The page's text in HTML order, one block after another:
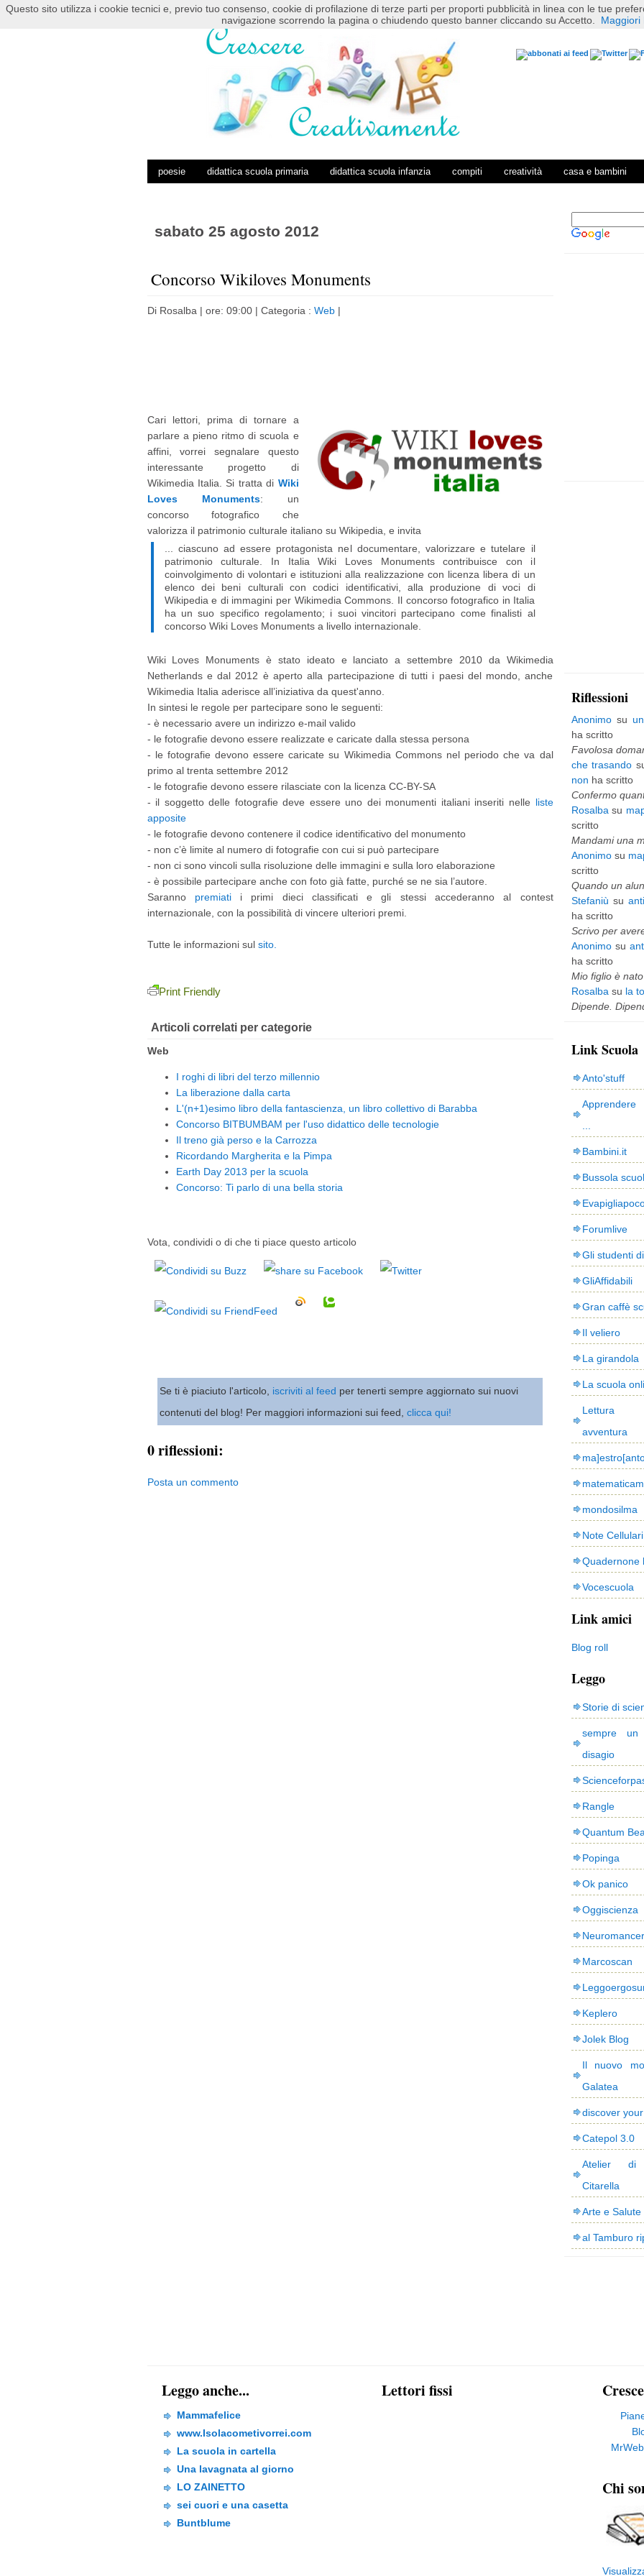
HOME POSTS RSS COMMENTS RSS
poesie didattica scuola primaria didattica scuola infanzia compiti creatività casa e bambini
sabato 25 agosto 2012
Concorso Wikiloves Monuments
Di Rosalba | ore: 09:00 | Categoria : Web |
Cari lettori, prima di tornare a
parlare a pieno ritmo di scuola e
affini, vorrei segnalare questo
interessante progetto di
Wikimedia Italia. Si tratta di Wiki
Loves Monuments: un
concorso fotografico che
valorizza il patrimonio culturale italiano su Wikipedia, e invita
... ciascuno ad essere protagonista nel documentare, valorizzare e tutelare il
patrimonio culturale. In Italia Wiki Loves Monuments contribuisce con il
coinvolgimento di volontari e istituzioni alla realizzazione con licenza libera di un
elenco dei beni culturali con codici identificativi, alla produzione di voci di
Wikipedia e di immagini per Wikimedia Commons. Il concorso fotografico in Italia
ha un suo specifico regolamento; i suoi vincitori partecipano come finalisti al
concorso Wiki Loves Monuments a livello internazionale.
Wiki Loves Monuments è stato ideato e lanciato a settembre 2010 da Wikimedia
Netherlands e dal 2012 è aperto alla partecipazione di tutti i paesi del mondo, anche
Wikimedia Italia aderisce all’iniziativa da quest'anno.
In sintesi le regole per partecipare sono le seguenti:
- è necessario avere un indirizzo e-mail valido
- le fotografie devono essere realizzate e caricate dalla stessa persona
- le fotografie devono essere caricate su Wikimedia Commons nel periodo che va dal
primo al trenta settembre 2012
- le fotografie devono essere rilasciate con la licenza CC-BY-SA
- il soggetto delle fotografie deve essere uno dei monumenti italiani inseriti nelle liste
apposite
- le fotografie devono contenere il codice identificativo del monumento
- non c’è limite al numero di fotografie con cui si può partecipare
- non ci sono vincoli sulla risoluzione delle immagini e sulla loro elaborazione
- è possibile partecipare anche con foto già fatte, purché se ne sia l’autore.
Saranno premiatii primi dieci classificati e gli stessi accederanno al contest
internazionale, con la possibilità di vincere ulteriori premi.
Tutte le informazioni sul sito.
Print Friendly
Articoli correlati per categorie
Web
I roghi di libri del terzo millennio
La liberazione dalla carta
L'(n+1)esimo libro della fantascienza, un libro collettivo di Barabba
Concorso BITBUMBAM per l'uso didattico delle tecnologie
Il treno già perso e la Carrozza
Ricordando Margherita e la Pimpa
Earth Day 2013 per la scuola
Concorso: Ti parlo di una bella storia
Vota, condividi o di che ti piace questo articolo
Se ti è piaciuto l'articolo, iscriviti al feed per tenerti sempre aggiornato sui nuovi
contenuti del blog! Per maggiori informazioni sui feed, clicca qui!
0 riflessioni:
Posta un commento
p
e
Riflessioni
Anonimosu
ha scritto
Favolosa
che trasando
non ha scritto
Confermo
Rosalba su
scritto
Mandami una
Anonimosu
scritto
Quando un
Stefaniù su
ha scritto
Scrivo per avere
Anonimosu
ha scritto
Mio figlio è nato
Rosalba su la
Dipende.
Link Scuola
Anto'stuff
Bambini.it
Bussola
Forumlive
Gli studenti
GliAffidabili
Gran caffè
Il veliero
La girandola
La scuola
avventura
mondosilma
Note Cellulari
Quadernone
Vocescuola
Link amici
Blog roll
Leggo
Storie di
sempre
disagio
Rangle
Quantum
Popinga
Ok panico
Oggiscienza
Neuromancer
Marcoscan
Keplero
Jolek Blog
Il nuovo
Galatea
discover
Catepol 3.0
Atelier di
Citarella
Arte e Salute
al Tamburo
Leggo anche...
Mammafelice
www.Isolacometivorrei.com
La scuola in cartella
Una lavagnata al giorno
LO ZAINETTO
sei cuori e una casetta
Buntblume
Lettori fissi
Chi
Questo sito utilizza i cookie tecnici e, previo tuo consenso, cookie di profilazione di terze parti per proporti pubblicità in linea con le tue
navigazione scorrendo la pagina o chiudendo questo banner cliccando su Accetto.
Maggiori